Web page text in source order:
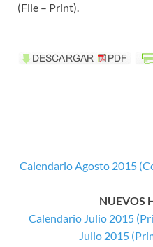
(File – Print).
Calendario Agosto 2015
NUEVOS
Calendario Julio 2015
Julio 2015